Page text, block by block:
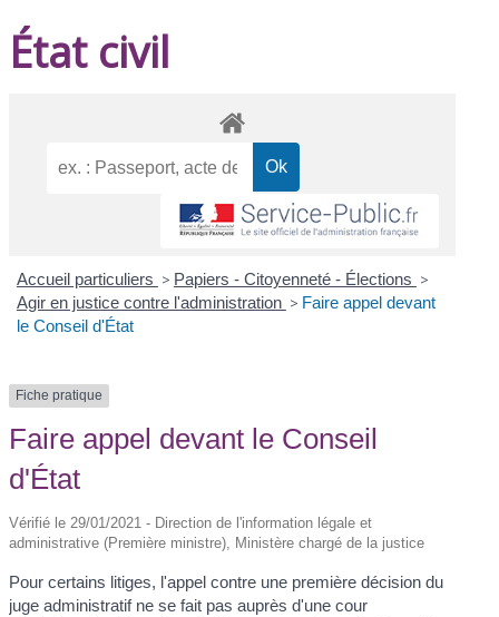
État civil
Accueil particuliers > Papiers - Citoyenneté - Élections >
Agir en justice contre l'administration > Faire appel devant
le Conseil d'État
Fiche pratique
Faire appel devant le Conseil
d'État
Vérifié le 29/01/2021 - Direction de l'information légale et
administrative (Première ministre), Ministère chargé de la justice
Pour certains litiges, l'appel contre une première décision du
juge administratif ne se fait pas auprès d'une cour